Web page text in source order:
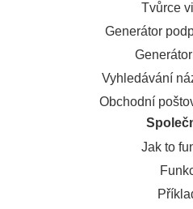
Tvůrce
Generátor
Vyhledávání
Obchodní
Jak to